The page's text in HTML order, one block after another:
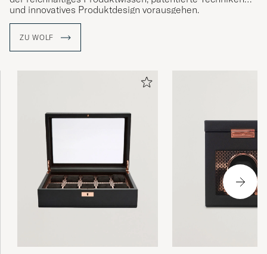
und innovatives Produktdesign vorausgehen.
Präzisionsinstrument, das die Gesundheit Ihrer Uhr
schützt und mit patentierter Innovation überwacht.
ZU WOLF